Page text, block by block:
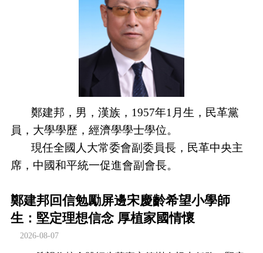
鄭建邦，男，漢族，1957年1月生，民革黨
員，大學學歷，經濟學學士學位。
現任全國人大常委會副委員長，民革中央主
席，中國和平統一促進會副會長。
鄭建邦回信勉勵屏邊宋慶齡希望小學師
生：堅定理想信念 厚植家國情懷
2026-08-07